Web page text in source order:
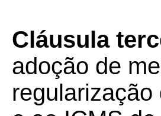
Cláusula
adoção de